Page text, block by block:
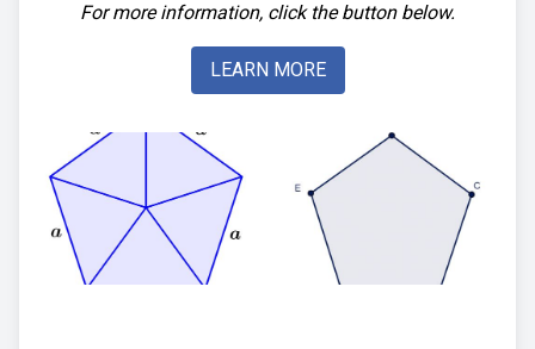
For more information, click the button below.
LEARN MORE